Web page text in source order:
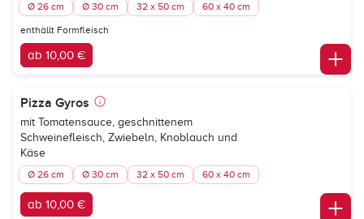
Ø 26 cm Ø 30 cm 32 x 50 cm 60 x 40 cm
enthällt Formfleisch
ab 10,00 €
Pizza Gyros
mit Tomatensauce, geschnittenem
Schweinefleisch, Zwiebeln, Knoblauch und
Käse
Ø 26 cm Ø 30 cm 32 x 50 cm 60 x 40 cm
ab 10,00 €